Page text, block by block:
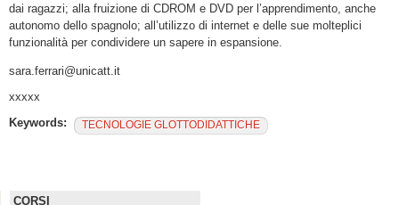
dai ragazzi; alla fruizione di CDROM e DVD per l’apprendimento, anche
autonomo dello spagnolo; all’utilizzo di internet e delle sue molteplici
funzionalità per condividere un sapere in espansione.
sara.ferrari@unicatt.it
xxxxx
Keywords:
TECNOLOGIE GLOTTODIDATTICHE
CORSI